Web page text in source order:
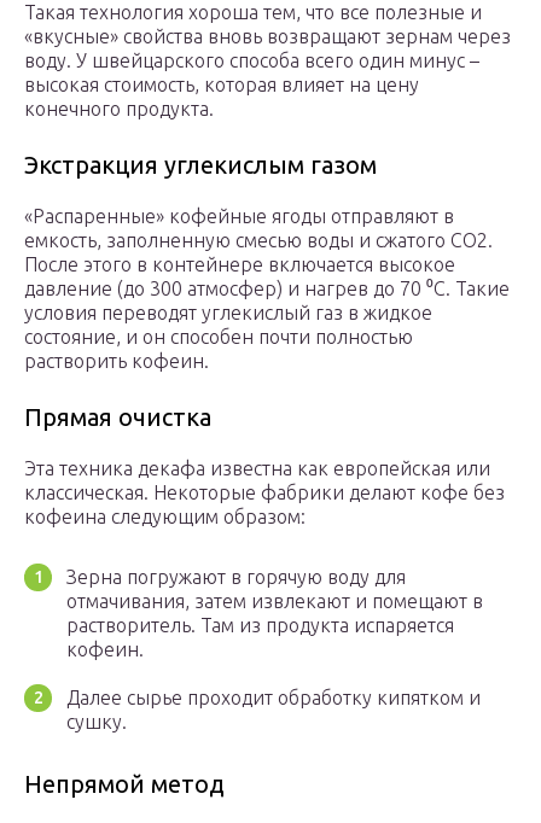
Такая технология хороша тем, что все полезные и
«вкусные» свойства вновь возвращают зернам через
воду. У швейцарского способа всего один минус –
высокая стоимость, которая влияет на цену
конечного продукта.
Экстракция углекислым газом
«Распаренные» кофейные ягоды отправляют в
емкость, заполненную смесью воды и сжатого СО2.
После этого в контейнере включается высокое
давление (до 300 атмосфер) и нагрев до 70 ⁰C. Такие
условия переводят углекислый газ в жидкое
состояние, и он способен почти полностью
растворить кофеин.
Прямая очистка
Эта техника декафа известна как европейская или
классическая. Некоторые фабрики делают кофе без
кофеина следующим образом:
Зерна погружают в горячую воду для
отмачивания, затем извлекают и помещают в
растворитель. Там из продукта испаряется
кофеин.
Далее сырье проходит обработку кипятком и
сушку.
Непрямой метод